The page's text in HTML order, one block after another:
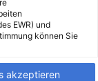
EWR) und
können Sie
akzeptieren